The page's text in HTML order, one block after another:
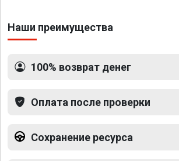
Наши преимущества
100% возврат денег
Оплата после проверки
Сохранение ресурса